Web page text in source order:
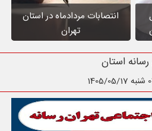
انتصابات مردادماه در استان
تهران
استان تهران
شنبه 1405/05/17